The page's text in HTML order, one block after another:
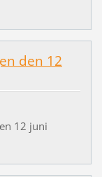
den 12
12 juni